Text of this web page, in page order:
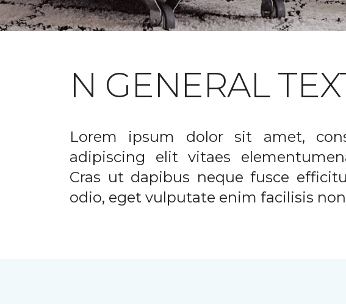
N GENERAL
Lorem ipsum dolor sit amet,
adipiscing elit vitaes
Cras ut dapibus neque fusce
odio, eget vulputate enim facilisis